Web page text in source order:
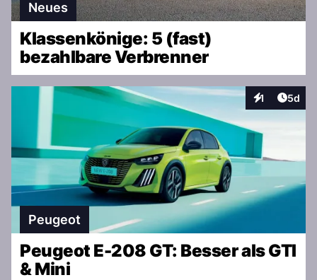
Neues
Klassenkönige: 5 (fast)
bezahlbare Verbrenner
1
Interaktionen
5d
Peugeot
Peugeot E-208 GT: Besser als GTI
& Mini